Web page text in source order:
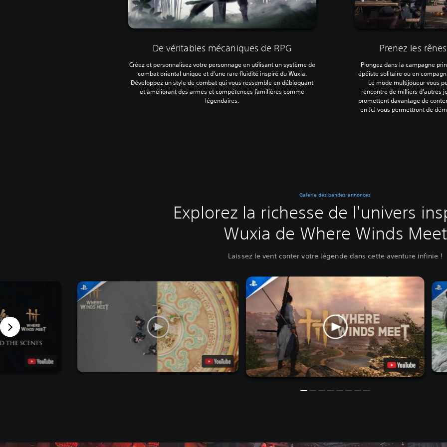
De véritables mécaniques de RPG
Créez et personnalisez votre personnage en utilisant un système de
combat oriental unique et d'une rare fluidité inspiré du Wuxia.
Développez un style de combat qui vous ressemble en débloquant
et améliorant des armes et compétences familières comme
légendaires.
Prenez les
Plongez dans la campagne
épéiste solitaire ou en
Le mode multijoueur vous
rencontre de milliers d'autres
promettent davantage de
en JcJ vous permettront de
Galerie des bandes-annonces
Explorez la richesse de l'univers
Wuxia de Where Winds Meet
Laissez le vent conter votre légende dans cette aventure infinie !